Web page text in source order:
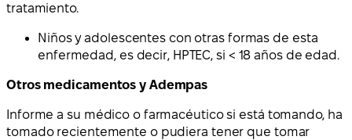
tratamiento.
Niños y adolescentes con otras formas de esta
enfermedad, es decir, HPTEC, si < 18 años de edad.
Otros medicamentos y Adempas
Informe a su médico o farmacéutico si está tomando, ha
tomado recientemente o pudiera tener que tomar